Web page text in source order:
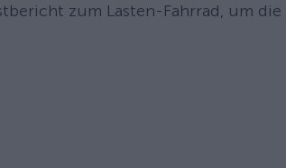
zum Lasten-Fahrrad, um
Vowag Bikes